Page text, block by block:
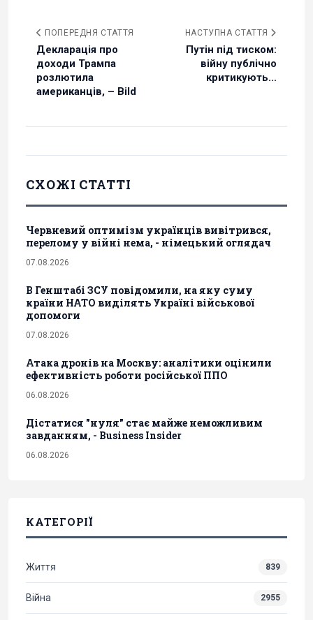
ПОПЕРЕДНЯ СТАТТЯ
Декларація про
доходи Трампа
розлютила
американців, – Bild
НАСТУПНА СТАТТЯ
Путін під тиском:
війну публічно
критикують...
СХОЖІ СТАТТІ
Червневий оптимізм українців вивітрився,
перелому у війні нема, - німецький оглядач
07.08.2026
В Генштабі ЗСУ повідомили, на яку суму
країни НАТО виділять Україні військової
допомоги
07.08.2026
Атака дронів на Москву: аналітики оцінили
ефективність роботи російської ППО
06.08.2026
Дістатися "нуля" стає майже неможливим
завданням, - Business Insider
06.08.2026
КАТЕГОРІЇ
Життя 839
Війна 2955